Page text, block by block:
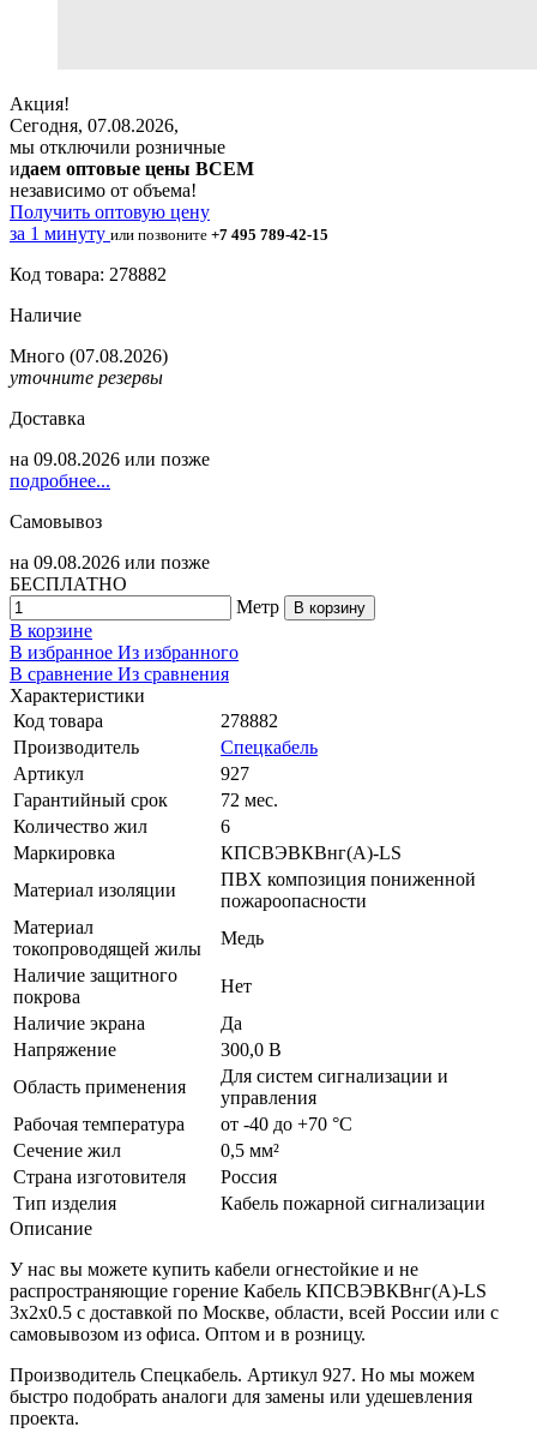
Акция!
Сегодня, 07.08.2026,
мы отключили розничные
идаем оптовые цены ВСЕМ
независимо от объема!
Получить оптовую цену
за 1 минуту или позвоните +7 495 789-42-15
Код товара: 278882
Наличие
Много (07.08.2026)
уточните резервы
Доставка
на 09.08.2026 или позже
подробнее...
Самовывоз
на 09.08.2026 или позже
БЕСПЛАТНО
Метр
В корзину
В корзине
В избранное Из избранного
В сравнение Из сравнения
Характеристики
Код товара
278882
Производитель
Спецкабель
Артикул
927
Гарантийный срок
72 мес.
Количество жил
6
Маркировка
КПСВЭВКВнг(A)-LS
Материал изоляции
ПВХ композиция пониженной
пожароопасности
Материал
токопроводящей жилы
Медь
Наличие защитного
покрова
Нет
Наличие экрана
Да
Напряжение
300,0 В
Область применения
Для систем сигнализации и
управления
Рабочая температура
от -40 до +70 °C
Сечение жил
0,5 мм²
Страна изготовителя
Россия
Тип изделия
Кабель пожарной сигнализации
Описание
У нас вы можете купить кабели огнестойкие и не
распространяющие горение Кабель КПСВЭВКВнг(А)-LS
3х2х0.5 с доставкой по Москве, области, всей России или с
самовывозом из офиса. Оптом и в розницу.
Производитель Спецкабель. Артикул 927. Но мы можем
быстро подобрать аналоги для замены или удешевления
проекта.